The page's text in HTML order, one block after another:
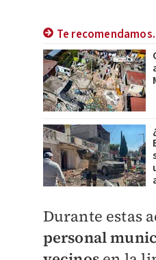
Te
Durante estas
personal